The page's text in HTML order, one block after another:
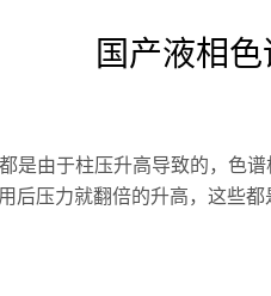
国产液相
是由于柱压升高导致的，色
后压力就翻倍的升高，这些都